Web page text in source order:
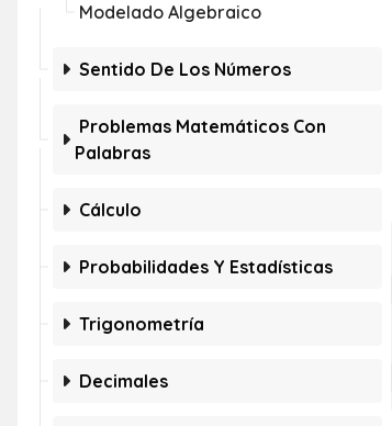
Modelado Algebraico
Sentido De Los Números
Problemas Matemáticos Con
Palabras
Cálculo
Probabilidades Y Estadísticas
Trigonometría
Decimales